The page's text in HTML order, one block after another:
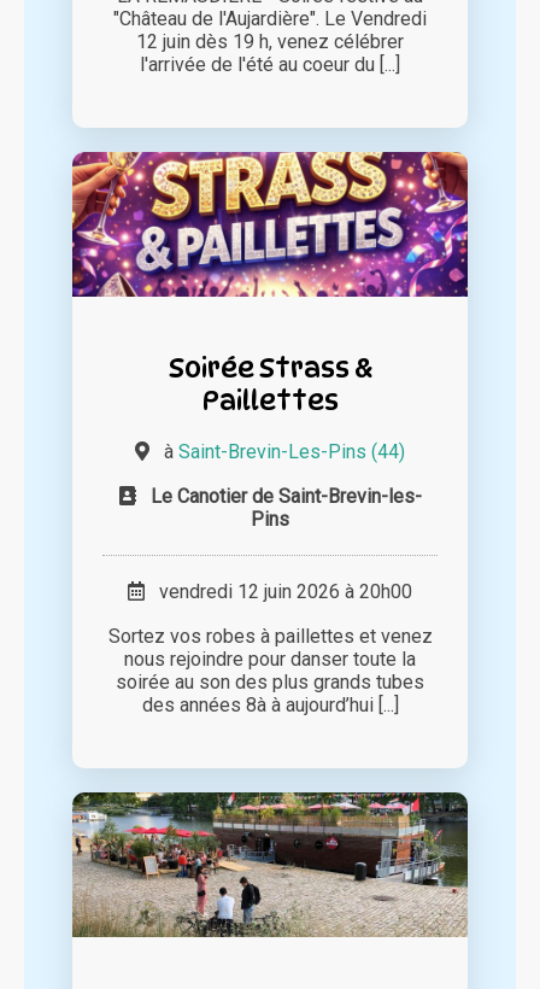
"Château de l'Aujardière". Le Vendredi
12 juin dès 19 h, venez célébrer
l'arrivée de l'été au coeur du [...]
Soirée Strass &
Paillettes
à Saint-Brevin-Les-Pins (44)
Le Canotier de Saint-Brevin-les-
Pins
vendredi 12 juin 2026 à 20h00
Sortez vos robes à paillettes et venez
nous rejoindre pour danser toute la
soirée au son des plus grands tubes
des années 8à à aujourd’hui [...]